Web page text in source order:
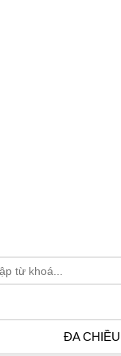
ĐA CHIỀU